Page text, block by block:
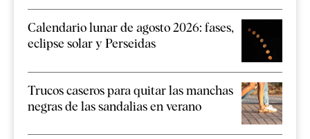
Calendario lunar de agosto 2026: fases,
eclipse solar y Perseidas
Trucos caseros para quitar las manchas
negras de las sandalias en verano